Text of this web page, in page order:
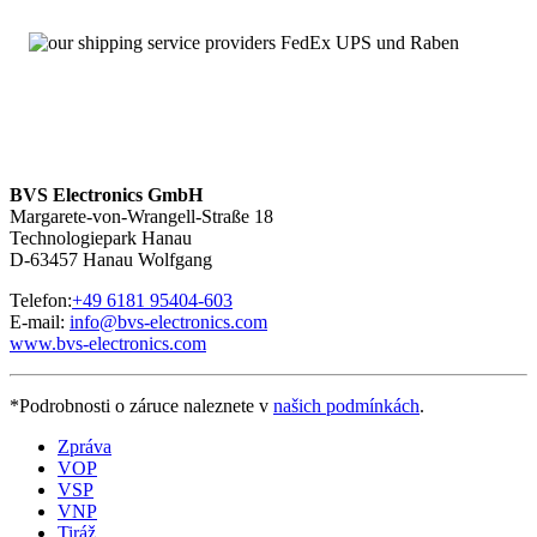
Wir sindrund um die Uhr und an sieben Tagen pro Woche für
BVS Electronics GmbH
Margarete-von-Wrangell-Straße 18
Technologiepark Hanau
D-63457 Hanau Wolfgang
Telefon:+49 6181 95404-603
E-mail: info@bvs-electronics.com
www.bvs-electronics.com
*Podrobnosti o záruce naleznete v našich podmínkách.
Zpráva
VOP
VSP
VNP
Tiráž